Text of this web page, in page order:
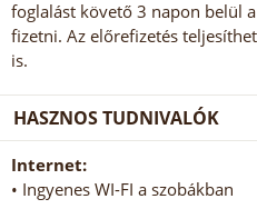
foglalást követő 3 napon belül
fizetni. Az előrefizetés
is.
HASZNOS TUDNIVALÓK
Internet:
• Ingyenes WI-FI a szobákban